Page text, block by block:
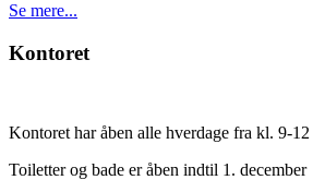
Se mere...
Kontoret
Kontoret har åben alle hverdage fra kl. 9-12
Toiletter og bade er åben indtil 1. december